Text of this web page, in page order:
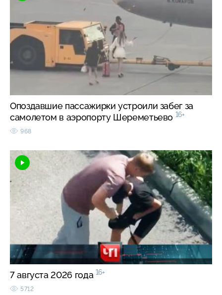
Опоздавшие пассажирки устроили забег за
самолетом в аэропорту Шереметьево 16+
968
7 августа 2026 года 16+
5712